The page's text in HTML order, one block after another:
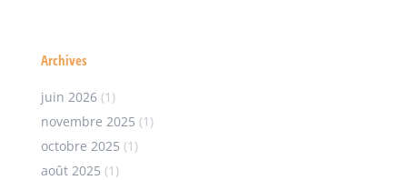
Archives
juin 2026 (1)
novembre 2025 (1)
octobre 2025 (1)
août 2025 (1)